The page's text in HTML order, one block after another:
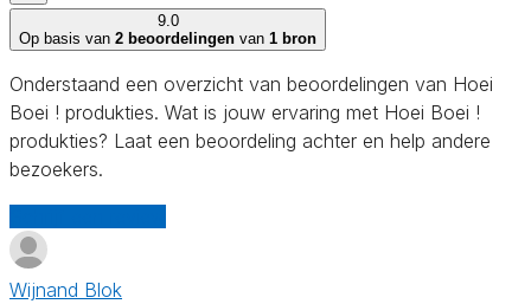
9.0
Op basis van 2 beoordelingen van 1 bron
Onderstaand een overzicht van beoordelingen van Hoei
Boei ! produkties. Wat is jouw ervaring met Hoei Boei !
produkties? Laat een beoordeling achter en help andere
bezoekers.
Wijnand Blok